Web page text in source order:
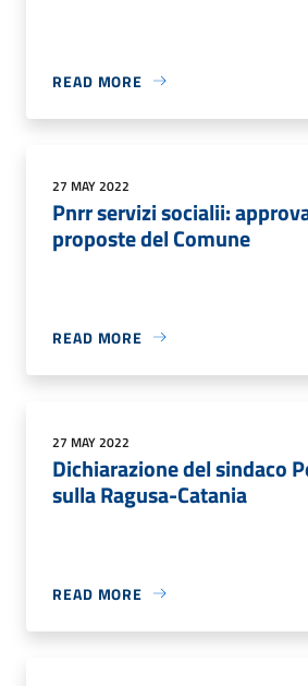
READ MORE
27 MAY 2022
Pnrr servizi socialii:
proposte del Comune
READ MORE
27 MAY 2022
Dichiarazione del sindaco
sulla Ragusa-Catania
READ MORE